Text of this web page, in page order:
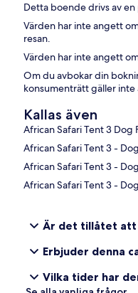
Detta boende drivs av
Värden har inte angett
resan.
Värden har inte angett
Om du avbokar din
konsumenträtt gäller
Kallas även
African Safari Tent 3 Dog
African Safari Tent 3 -
African Safari Tent 3 -
African Safari Tent 3 -
Är det tillåtet att
Erbjuder denna
Vilka tider har